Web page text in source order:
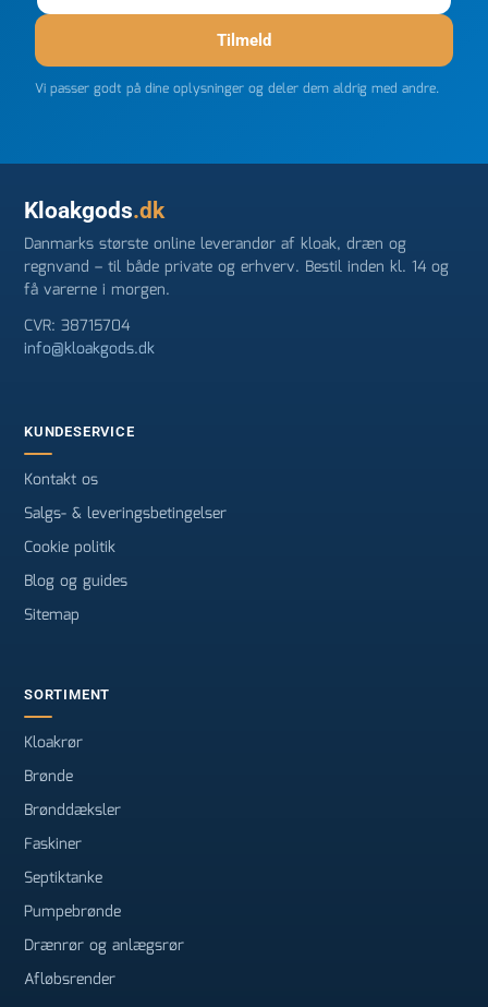
Tilmeld
Vi passer godt på dine oplysninger og deler dem aldrig med andre.
Kloakgods.dk
Danmarks største online leverandør af kloak, dræn og
regnvand – til både private og erhverv. Bestil inden kl. 14 og
få varerne i morgen.
CVR: 38715704
info@kloakgods.dk
KUNDESERVICE
Kontakt os
Salgs- & leveringsbetingelser
Cookie politik
Blog og guides
Sitemap
SORTIMENT
Kloakrør
Brønde
Brønddæksler
Faskiner
Septiktanke
Pumpebrønde
Drænrør og anlægsrør
Afløbsrender